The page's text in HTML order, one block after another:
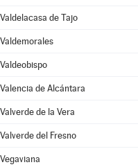
Valdelacasa de Tajo
Valdemorales
Valdeobispo
Valencia de Alcántara
Valverde de la Vera
Valverde del Fresno
Vegaviana